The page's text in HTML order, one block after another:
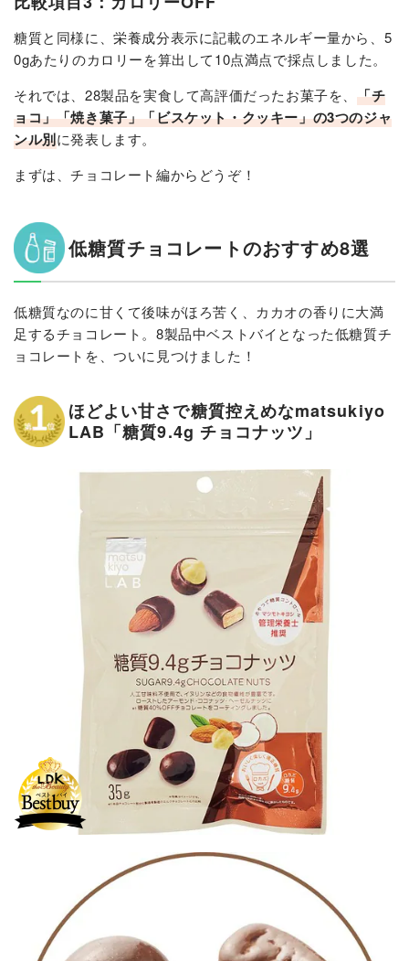
糖質と同様に、栄養成分表示に記載のエネルギー量から、5
0gあたりのカロリーを算出して10点満点で採点しました。
それでは、28製品を実食して高評価だったお菓子を、「チ
ョコ」「焼き菓子」「ビスケット・クッキー」の3つのジャ
ンル別に発表します。
まずは、チョコレート編からどうぞ！
低糖質チョコレートのおすすめ8選
低糖質なのに甘くて後味がほろ苦く、カカオの香りに大満
足するチョコレート。8製品中ベストバイとなった低糖質チ
ョコレートを、ついに見つけました！
ほどよい甘さで糖質控えめなmatsukiyo
LAB「糖質9.4g チョコナッツ」